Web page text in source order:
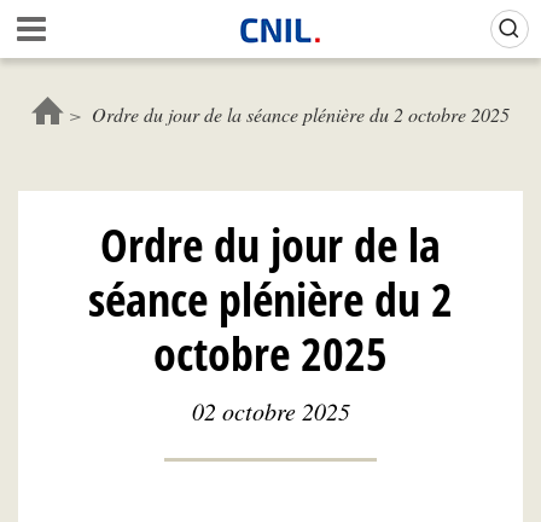
Aller
au
contenu
principal
c
l
C
N
I
L
Ordre du jour de la séance plénière du 2 octobre 2025
Ordre du jour de la
séance plénière du 2
octobre 2025
02 octobre 2025
Gestion de vos préférences sur les cookies (témoins de connexion)